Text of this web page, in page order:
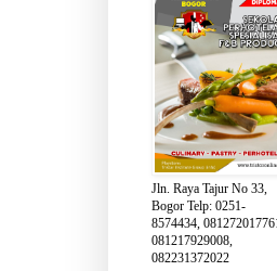
Jln. Raya Tajur No 33,
Bogor Telp: 0251-
8574434,
081217929008,
082231372022